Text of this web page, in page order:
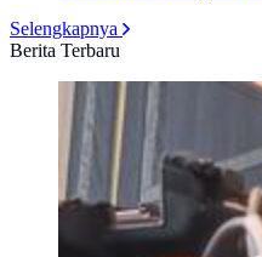
Selengkapnya
Berita Terbaru